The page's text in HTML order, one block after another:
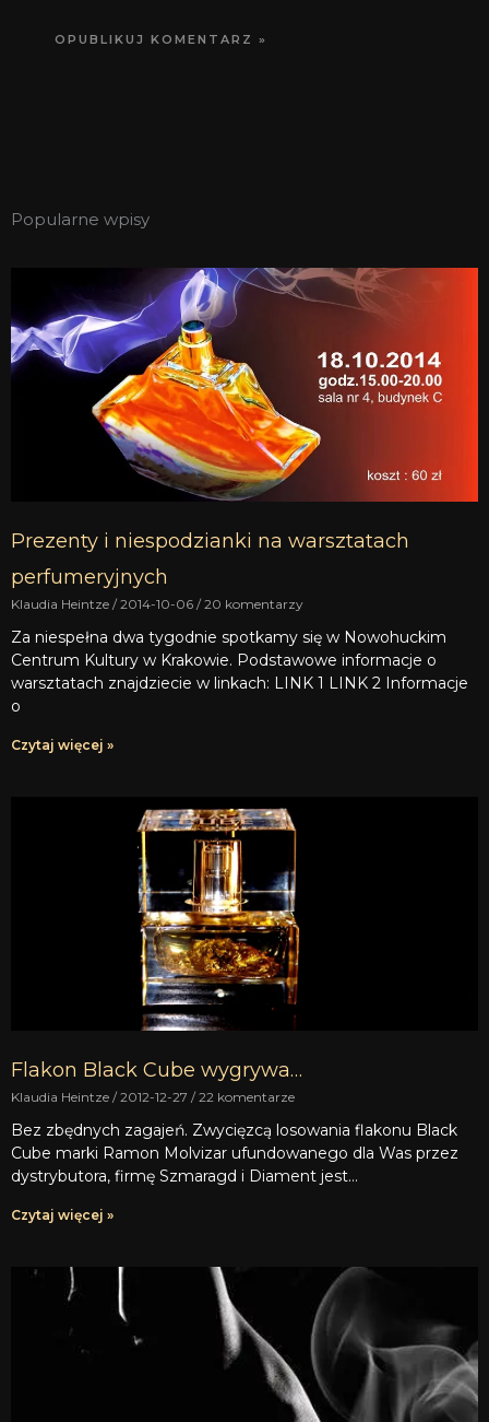
Popularne wpisy
Prezenty i niespodzianki na warsztatach
perfumeryjnych
Klaudia Heintze 2014-10-06 20 komentarzy
Za niespełna dwa tygodnie spotkamy się w Nowohuckim
Centrum Kultury w Krakowie. Podstawowe informacje o
warsztatach znajdziecie w linkach: LINK 1 LINK 2 Informacje
o
Czytaj więcej »
Flakon Black Cube wygrywa…
Klaudia Heintze 2012-12-27 22 komentarze
Bez zbędnych zagajeń. Zwycięzcą losowania flakonu Black
Cube marki Ramon Molvizar ufundowanego dla Was przez
dystrybutora, firmę Szmaragd i Diament jest…
Czytaj więcej »